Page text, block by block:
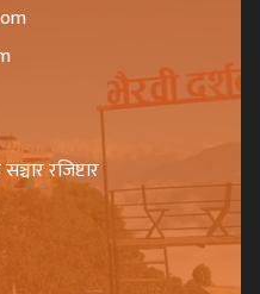
रजिष्टार